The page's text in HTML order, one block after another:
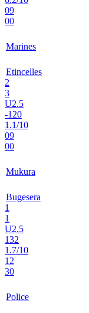
09
00
Marines
Etincelles
2
3
U2.5
-120
1.1/10
09
00
Mukura
Bugesera
1
1
U2.5
132
1.7/10
12
30
Police